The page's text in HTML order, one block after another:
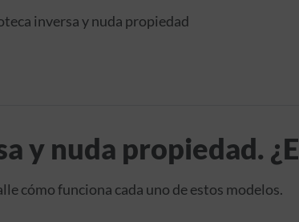
inversa y nuda propiedad
y nuda propiedad.
cómo funciona cada uno de estos modelos.